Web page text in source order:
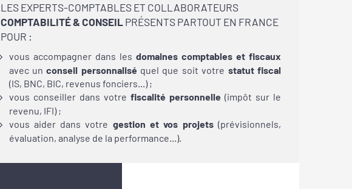
LES EXPERTS-COMPTABLES ET COLLABORATEURS
COMPTABILITÉ & CONSEIL PRÉSENTS PARTOUT EN FRANCE
POUR :
vous accompagner dans les domaines comptables et fiscaux
avec unconseil personnaliséquel que soit votre statut fiscal
(IS, BNC, BIC, revenus fonciers...) ;
vous conseiller dans votre fiscalité personnelle(impôt sur le
revenu, IFI) ;
vous aider dans votre gestion et vos projets(prévisionnels,
évaluation, analyse de la performance...).